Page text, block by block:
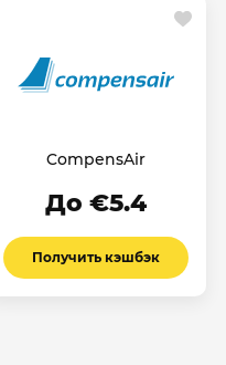
CompensAir
До €5.4
Получить кэшбэк